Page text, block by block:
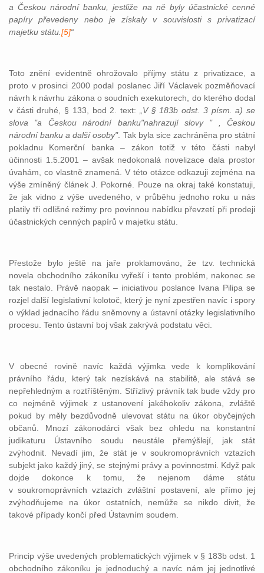
a Českou národní banku, jestliže na ně byly účastnické cenné
papíry převedeny nebo je získaly v souvislosti s privatizací
majetku státu. [5]“
Toto znění evidentně ohrožovalo příjmy státu z privatizace, a
proto v prosinci 2000 podal poslanec Jiří Václavek pozměňovací
návrh k návrhu zákona o soudních exekutorech, do kterého dodal
v části druhé, § 133, bod 2. text:
„V § 183b odst. 3 písm. a) se
slova "a Českou národní banku"nahrazují slovy " , Českou
národní banku a další osoby". Tak byla sice zachráněna pro státní
pokladnu Komerční banka – zákon totiž v této části nabyl
účinnosti 1.5.2001 – avšak nedokonalá novelizace dala prostor
úvahám, co vlastně znamená. V této otázce odkazuji zejména na
výše zmíněný článek J. Pokorné. Pouze na okraj také konstatuji,
že jak vidno z výše uvedeného, v průběhu jednoho roku u nás
platily tři odlišné režimy pro povinnou nabídku převzetí při prodeji
účastnických cenných papírů v majetku státu.
Přestože bylo ještě na jaře proklamováno, že tzv. technická
novela obchodního zákoníku vyřeší i tento problém, nakonec se
tak nestalo. Právě naopak – iniciativou poslance Ivana Pilipa se
rozjel další legislativní kolotoč, který je nyní zpestřen navíc i spory
o výklad jednacího řádu sněmovny a ústavní otázky legislativního
procesu. Tento ústavní boj však zakrývá podstatu věci.
V obecné rovině navíc každá výjimka vede k komplikování
právního řádu, který tak nezískává na stabilitě, ale stává se
nepřehledným a roztříštěným. Střízlivý právník tak bude vždy pro
co nejméně výjimek z ustanovení jakéhokoliv zákona, zvláště
pokud by měly bezdůvodně ulevovat státu na úkor obyčejných
občanů. Mnozí zákonodárci však bez ohledu na konstantní
judikaturu Ústavního soudu neustále přemýšlejí, jak stát
zvýhodnit. Nevadí jim, že stát je v soukromoprávních vztazích
subjekt jako každý jiný, se stejnými právy a povinnostmi. Když pak
dojde dokonce k tomu, že nejenom dáme státu
v soukromoprávních vztazích zvláštní postavení, ale přímo jej
zvýhodňujeme na úkor ostatních, nemůže se nikdo divit, že
takové případy končí před Ústavním soudem.
Princip výše uvedených problematických výjimek v § 183b odst. 1
obchodního zákoníku je jednoduchý a navíc nám jej jednotlivé